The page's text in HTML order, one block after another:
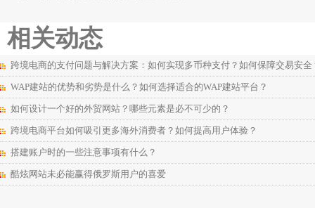
相关动态
跨境电商的支付问题与解决方案：如何实现多币种支付？如何保障交易安全
WAP建站的优势和劣势是什么？如何选择适合的WAP建站平台？
如何设计一个好的外贸网站？哪些元素是必不可少的？
跨境电商平台如何吸引更多海外消费者？如何提高用户体验？
搭建账户时的一些注意事项有什么？
酷炫网站未必能赢得俄罗斯用户的喜爱